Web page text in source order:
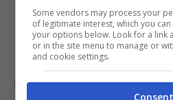
Pertanto, tutti coloro che
Some vendors may process your
of legitimate interest, which you
your options below. Look for a link
or in the site menu to manage or
and cookie settings.
Consent